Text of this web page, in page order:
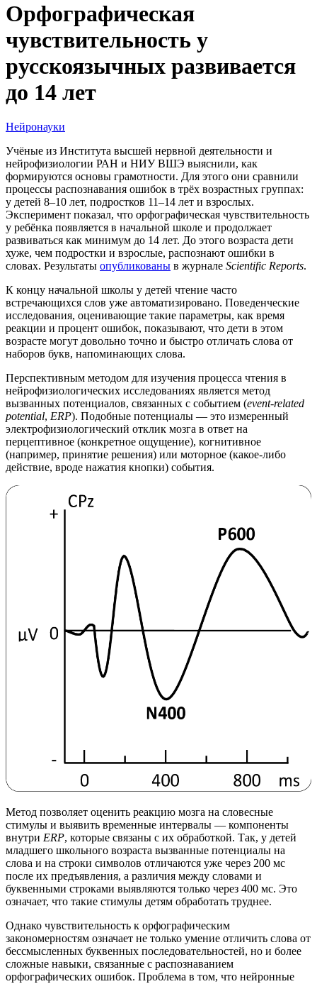
Орфографическая
чувствительность у
русскоязычных развивается
до 14 лет
Нейронауки
Учёные из Института высшей нервной деятельности и
нейрофизиологии РАН и НИУ ВШЭ выяснили, как
формируются основы грамотности. Для этого они сравнили
процессы распознавания ошибок в трёх возрастных группах:
у детей 8–10 лет, подростков 11–14 лет и взрослых.
Эксперимент показал, что орфографическая чувствительность
у ребёнка появляется в начальной школе и продолжает
развиваться как минимум до 14 лет. До этого возраста дети
хуже, чем подростки и взрослые, распознают ошибки в
словах. Результаты опубликованы в журнале Scientific Reports.
К концу начальной школы у детей чтение часто
встречающихся слов уже автоматизировано. Поведенческие
исследования, оценивающие такие параметры, как время
реакции и процент ошибок, показывают, что дети в этом
возрасте могут довольно точно и быстро отличать слова от
наборов букв, напоминающих слова.
Перспективным методом для изучения процесса чтения в
нейрофизиологических исследованиях является метод
вызванных потенциалов, связанных с событием (event-related
potential, ERP). Подобные потенциалы — это измеренный
электрофизиологический отклик мозга в ответ на
перцептивное (конкретное ощущение), когнитивное
(например, принятие решения) или моторное (какое-либо
действие, вроде нажатия кнопки) события.
Метод позволяет оценить реакцию мозга на словесные
стимулы и выявить временные интервалы — компоненты
внутри ERP, которые связаны с их обработкой. Так, у детей
младшего школьного возраста вызванные потенциалы на
слова и на строки символов отличаются уже через 200 мс
после их предъявления, а различия между словами и
буквенными строками выявляются только через 400 мс. Это
означает, что такие стимулы детям обработать труднее.
Однако чувствительность к орфографическим
закономерностям означает не только умение отличить слова от
бессмысленных буквенных последовательностей, но и более
сложные навыки, связанные с распознаванием
орфографических ошибок. Проблема в том, что нейронные